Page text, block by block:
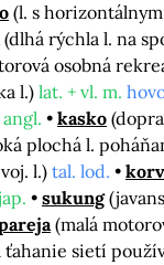
(l. s
(dlhá rýchla l. na
osobná
l.) lat. + vl. m.
angl. kasko
plochá l.
l.) tal. lod.
sukung
(malá
ťahanie sietí